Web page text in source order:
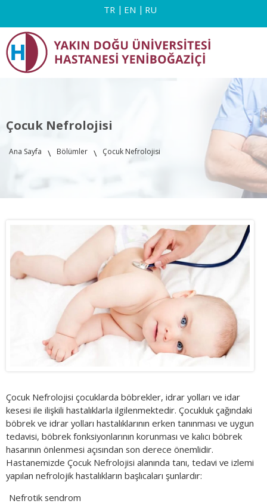
TR EN RU
Çocuk Nefrolojisi
Ana Sayfa \ Bölümler \ Çocuk Nefrolojisi
Çocuk Nefrolojisi çocuklarda böbrekler, idrar yolları ve idar
kesesi ile ilişkili hastalıklarla ilgilenmektedir. Çocukluk çağındaki
böbrek ve idrar yolları hastalıklarının erken tanınması ve uygun
tedavisi, böbrek fonksiyonlarının korunması ve kalıcı böbrek
hasarının önlenmesi açısından son derece önemlidir.
Hastanemizde Çocuk Nefrolojisi alanında tanı, tedavi ve izlemi
yapılan nefrolojik hastalıkların başlıcaları şunlardır:
Nefrotik sendrom